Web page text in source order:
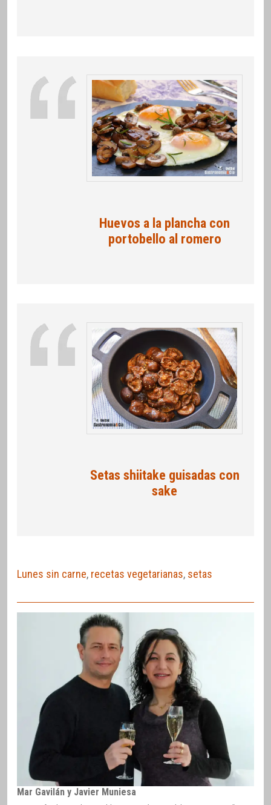
Huevos a la plancha con
portobello al romero
Setas shiitake guisadas con
sake
Lunes sin carne, recetas vegetarianas, setas
Mar Gavilán y Javier Muniesa